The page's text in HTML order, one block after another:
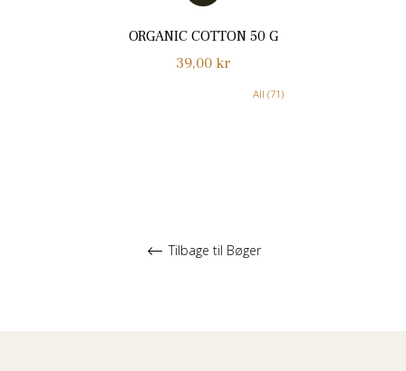
ORGANIC COTTON 50 G
Normalpris
39,00 kr
All (71)
Tilbage til Bøger